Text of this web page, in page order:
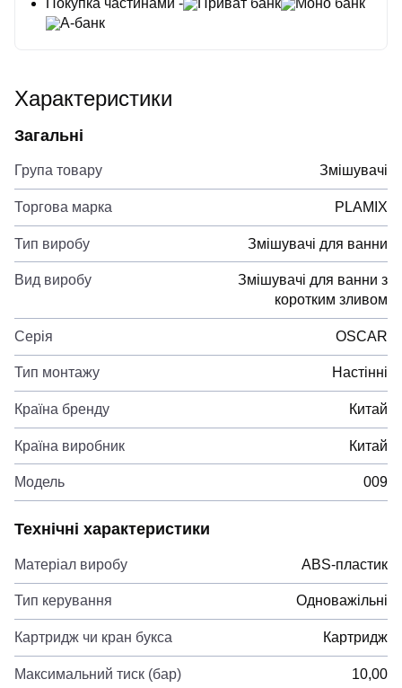
А-банк
Характеристики
Загальні
Група товару Змішувачі
Торгова марка PLAMIX
Тип виробу Змішувачі для ванни
Вид виробу
Змішувачі для ванни з
коротким зливом
Серія OSCAR
Тип монтажу Настінні
Країна бренду Китай
Країна виробник Китай
Модель 009
Технічні характеристики
Матеріал виробу ABS-пластик
Тип керування Одноважільні
Картридж чи кран букса Картридж
Максимальний тиск (бар) 10,00